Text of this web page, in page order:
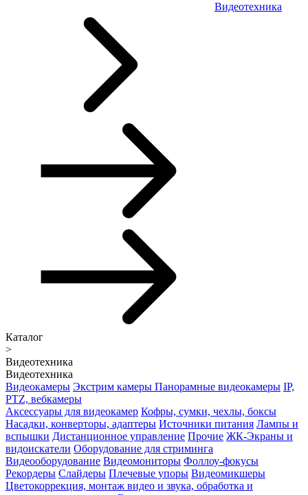
Видеотехника
Каталог
>
Видеотехника
Видеотехника
Видеокамеры Экстрим камеры Панорамные видеокамеры IP,
PTZ, вебкамеры
Аксессуары для видеокамер Кофры, сумки, чехлы, боксы
Насадки, конверторы, адаптеры Источники питания Лампы и
вспышки Дистанционное управление Прочие ЖК-Экраны и
видоискатели Оборудование для стриминга
Видеооборудование Видеомониторы Фоллоу-фокусы
Рекордеры Слайдеры Плечевые упоры Видеомикшеры
Цветокоррекция, монтаж видео и звука, обработка и